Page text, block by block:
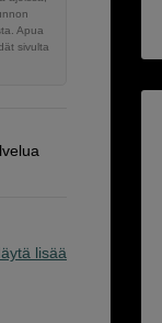
Apua
sivulta
lisää